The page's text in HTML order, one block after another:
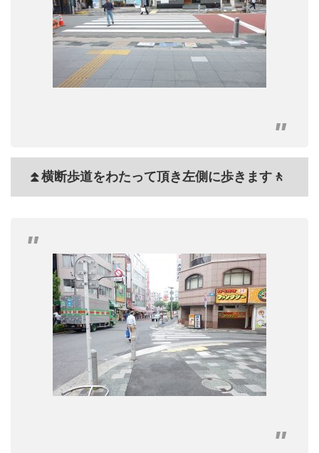
⏫横断歩道をわたって頂き左側に歩きます🚶